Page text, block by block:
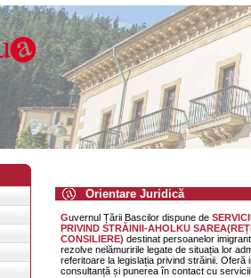
Orientare Juridică
Guvernul Țării Bascilor dispune de
PRIVIND STRĂINII-AHOLKU
CONSILIERE) destinat persoanelor
rezolve nelămuririle legate de situația lor
referitoare la legislația privind străinii. Oferă
consultanță și punerea în contact cu